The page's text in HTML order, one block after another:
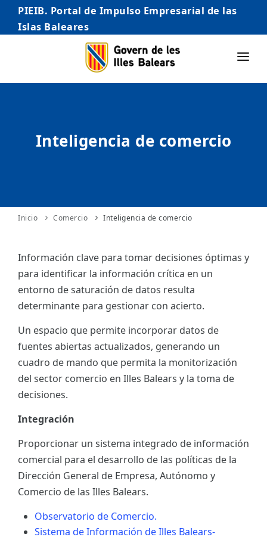
PIEIB. Portal de Impulso Empresarial de las
Islas Baleares
INICIO
AUTÓNOMO/AUTÓNOMA
INTERNACIONALIZACIÓN
ES
Inteligencia de comercio
Inicio Comercio Inteligencia de comercio
Información clave para tomar decisiones óptimas y
para identificar la información crítica en un
entorno de saturación de datos resulta
determinante para gestionar con acierto.
Un espacio que permite incorporar datos de
fuentes abiertas actualizados, generando un
cuadro de mando que permita la monitorización
del sector comercio en Illes Balears y la toma de
decisiones.
Integración
Proporcionar un sistema integrado de información
comercial para el desarrollo de las políticas de la
Dirección General de Empresa, Autónomo y
Comercio de las Illes Balears.
Observatorio de Comercio.
Sistema de Información de Illes Balears-